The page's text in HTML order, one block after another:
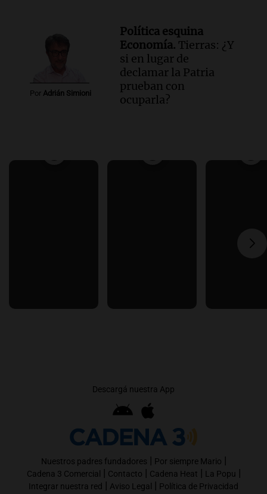
Por Adrián Simioni
Política esquina
Economía. Tierras: ¿Y
si en lugar de
declamar la Patria
prueban con
ocuparla?
Descargá nuestra App
Nuestros padres fundadores | Por siempre Mario |
Cadena 3 Comercial | Contacto | Cadena Heat | La Popu |
Integrar nuestra red | Aviso Legal | Política de Privacidad